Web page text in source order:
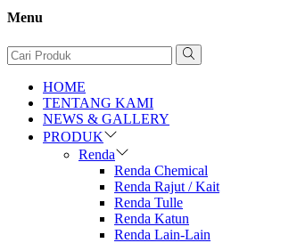
Menu
HOME
TENTANG KAMI
NEWS & GALLERY
PRODUK
Renda
Renda Chemical
Renda Rajut / Kait
Renda Tulle
Renda Katun
Renda Lain-Lain